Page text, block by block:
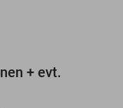
+ evt.